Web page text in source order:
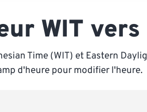
WIT vers
Time (WIT) et Eastern
d'heure pour modifier l'heure.